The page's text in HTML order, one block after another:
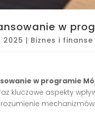
w
2025 | Biznes i finanse
w programie
kluczowe aspekty